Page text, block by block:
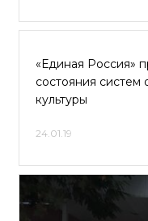
«Единая Россия»
состояния систем
культуры
24.01.19